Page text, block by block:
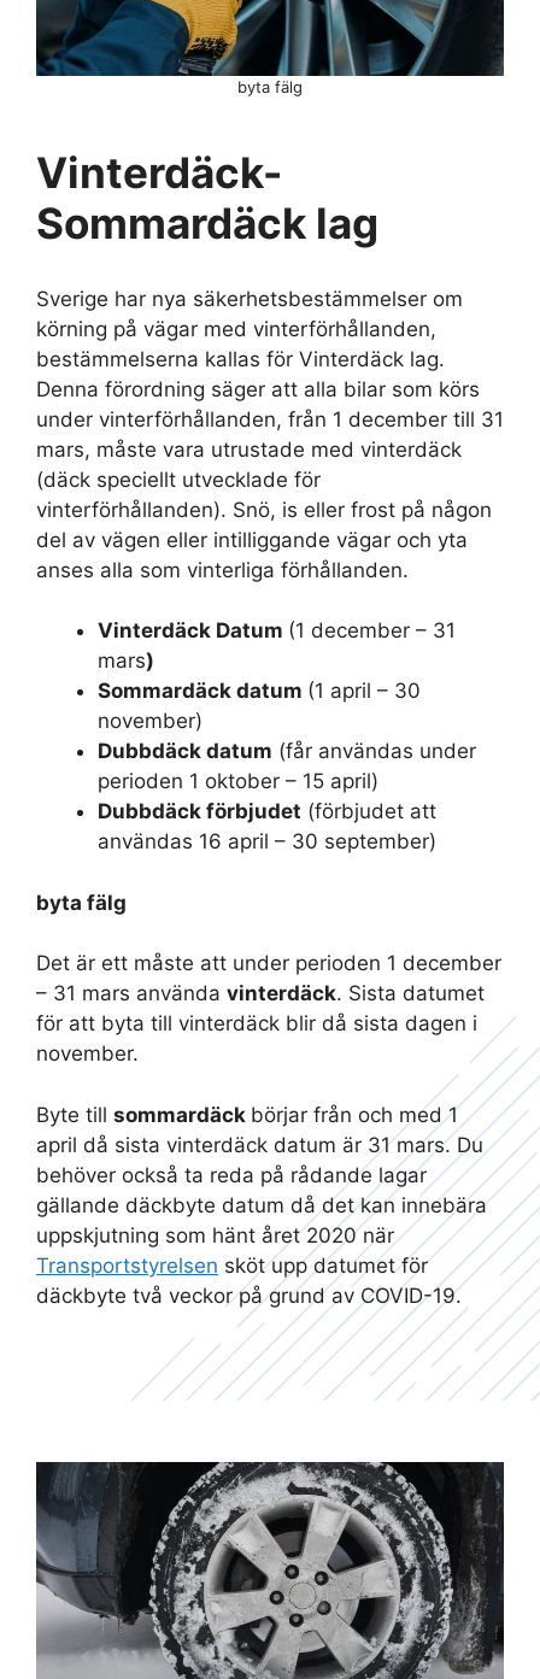
byta fälg
Vinterdäck-
Sommardäck lag
Sverige har nya säkerhetsbestämmelser om
körning på vägar med vinterförhållanden,
bestämmelserna kallas för Vinterdäck lag.
Denna förordning säger att alla bilar som körs
under vinterförhållanden, från 1 december till 31
mars, måste vara utrustade med vinterdäck
(däck speciellt utvecklade för
vinterförhållanden). Snö, is eller frost på någon
del av vägen eller intilliggande vägar och yta
anses alla som vinterliga förhållanden.
Vinterdäck Datum (1 december – 31
mars)
Sommardäck datum (1 april – 30
november)
Dubbdäck datum (får användas under
perioden 1 oktober – 15 april)
Dubbdäck förbjudet (förbjudet att
användas 16 april – 30 september)
byta fälg
Det är ett måste att under perioden 1 december
– 31 mars använda vinterdäck. Sista datumet
för att byta till vinterdäck blir då sista dagen i
november.
Byte till sommardäck börjar från och med 1
april då sista vinterdäck datum är 31 mars. Du
behöver också ta reda på rådande lagar
gällande däckbyte datum då det kan innebära
uppskjutning som hänt året 2020 när
Transportstyrelsen sköt upp datumet för
däckbyte två veckor på grund av COVID-19.